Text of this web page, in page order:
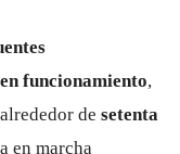
funcionamiento,
de setenta
en marcha